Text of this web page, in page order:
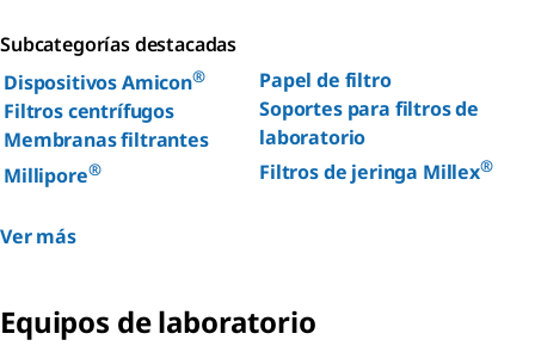
Subcategorías destacadas
Dispositivos Amicon®
Filtros centrífugos
Membranas filtrantes
Millipore®
Papel de filtro
Soportes para filtros de
laboratorio
Filtros de jeringa Millex®
Ver más
Equipos de laboratorio